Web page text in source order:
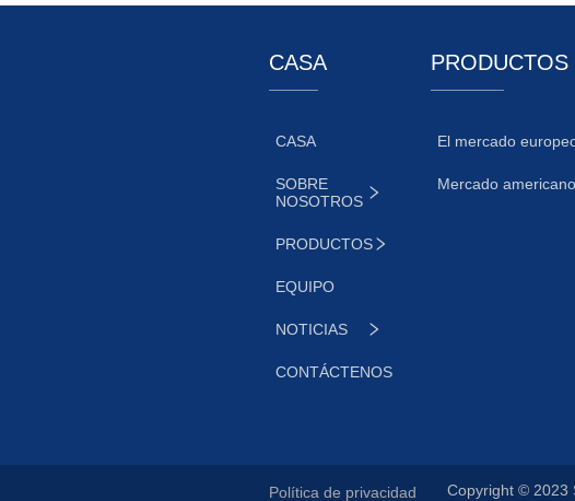
CASA
CASA
SOBRE
NOSOTROS
PRODUCTOS
EQUIPO
NOTICIAS
CONTÁCTENOS
PRODUCTOS
El mercado
Mercado americano
Política de privacidad Copyright © 2023